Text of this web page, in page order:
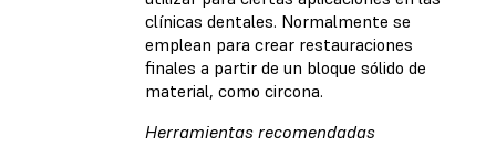
clínicas dentales. Normalmente se
emplean para crear restauraciones
finales a partir de un bloque sólido de
material, como circona.
Herramientas recomendadas